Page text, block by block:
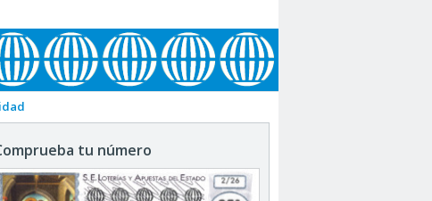
tu número